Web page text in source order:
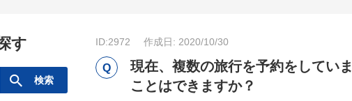
す ID:2972 作成日: 2020/10/30
現在、複数の旅行を予約をしてい
ことはできますか？